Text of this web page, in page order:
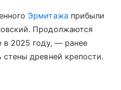
Эрмитажа прибыли
Продолжаются
в 2025 году, — ранее
стены древней крепости.